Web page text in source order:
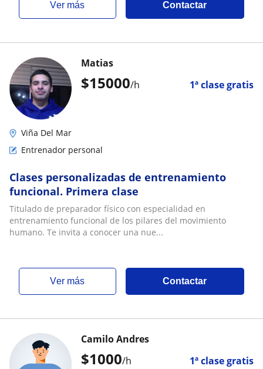
ver más Contactar
$15000/h 1ª clase gratis
Matias
Viña Del Mar
Entrenador personal
Clases personalizadas de entrenamiento
funcional. Primera clase
Titulado de preparador físico con especialidad en
entrenamiento funcional de los pilares del movimiento
humano. Te invita a conocer una nue...
ver más Contactar
$1000/h 1ª clase gratis
Camilo Andres